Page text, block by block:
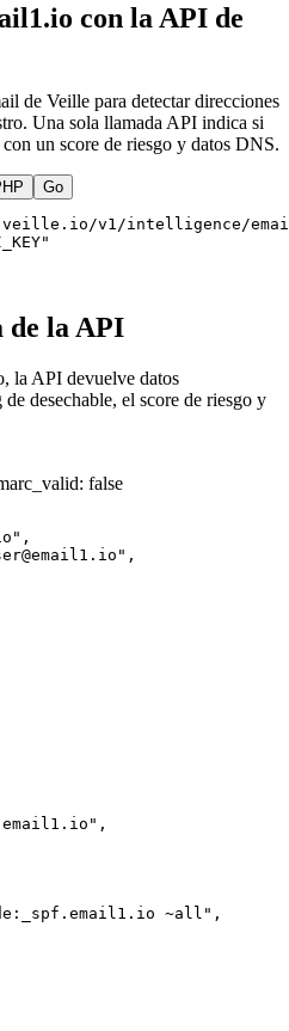
con la API de
de Veille para detectar direcciones
Una sola llamada API indica si
un score de riesgo y datos DNS.
Go
v1/intelligence/
de la API
la API devuelve datos
desechable, el score de riesgo y
: false
~all",